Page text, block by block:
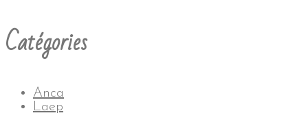
Catégories
Anca
Laep